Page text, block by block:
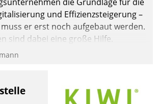
Betrieb
die SAP
erstes
und Effizienzsteigerung –
er erst noch aufgebaut werden.
sind dabei eine große Hilfe.